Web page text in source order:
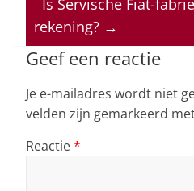
A
p
p
b
o
o
k
dI
Is Servische Fiat-
rekening? →
Geef een reactie
Je e-mailadres wordt niet
velden zijn gemarkeerd
Reactie*